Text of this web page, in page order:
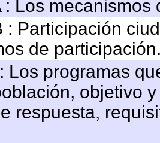
: Los
: Participación
de
Los programas
objetivo
respuesta,